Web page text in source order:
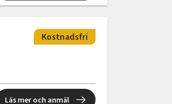
Kostnadsfri
Läs mer och anmäl